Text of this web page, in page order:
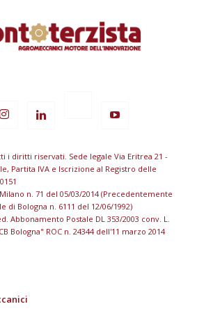
i diritti riservati. Sede legale Via Eritrea 21 -
Partita IVA e Iscrizione al Registro delle
n. 71 del 05/03/2014 (Precedentemente
di Bologna n. 6111 del 12/06/1992)
Abbonamento Postale DL 353/2003 conv. L.
Bologna" ROC n. 24344 dell'11 marzo 2014